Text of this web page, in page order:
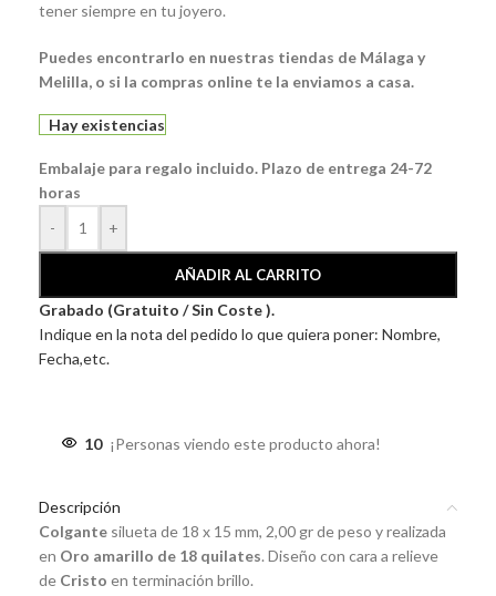
tener siempre en tu joyero.
Puedes encontrarlo en nuestras tiendas de Málaga y
Melilla, o si la compras online te la enviamos a casa.
Hay existencias
Embalaje para regalo incluido. Plazo de entrega 24-72
horas
-
+
AÑADIR AL CARRITO
Grabado (Gratuito / Sin Coste ).
Indique en la nota del pedido lo que quiera poner: Nombre,
Fecha,etc.
10 ¡Personas viendo este producto ahora!
Descripción
Colgante silueta de 18 x 15 mm, 2,00 gr de peso y realizada
en Oro amarillo de 18 quilates. Diseño con cara a relieve
de Cristo en terminación brillo.